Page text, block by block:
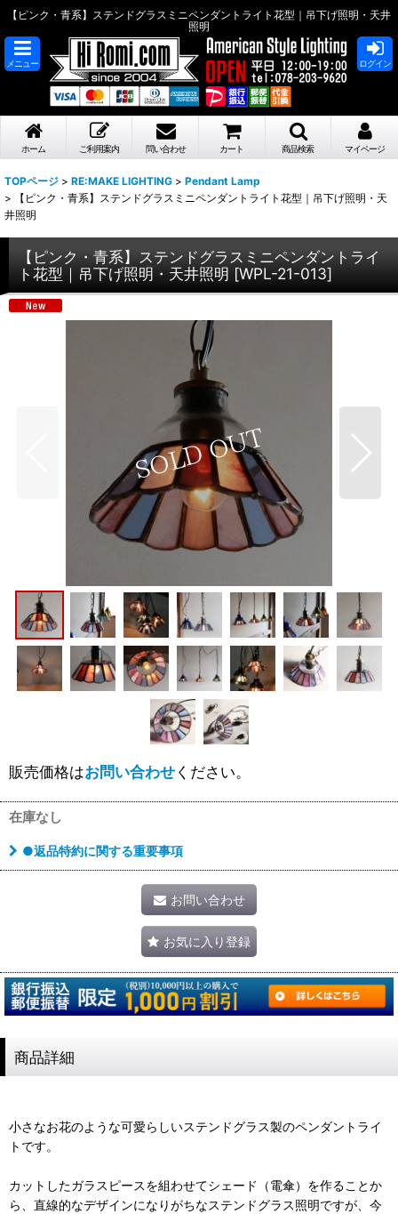
【ピンク・青系】ステンドグラスミニペンダントライト花型｜吊下げ照明・天井
照明
メニュー ログイン
ホーム ご利用案内 問い合わせ カート 商品検索 マイページ
TOPページ > RE:MAKE LIGHTING > Pendant Lamp
>
【ピンク・青系】ステンドグラスミニペンダントライト花型｜吊下げ照明・天
井照明
【ピンク・青系】ステンドグラスミニペンダントライ
ト花型｜吊下げ照明・天井照明 [WPL-21-013]
販売価格はお問い合わせください。
在庫なし
●返品特約に関する重要事項
お問い合わせ
お気に入り登録
商品詳細
小さなお花のような可愛らしいステンドグラス製のペンダントライ
トです。
カットしたガラスピースを組わせてシェード（電傘）を作ることか
ら、直線的なデザインになりがちなステンドグラス照明ですが、今